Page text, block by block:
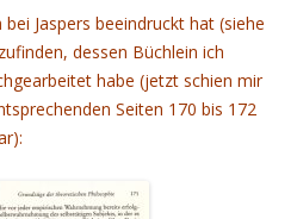
Jaspers beeindruckt hat (siehe
dessen Büchlein ich
habe (jetzt schien mir
Seiten 170 bis 172